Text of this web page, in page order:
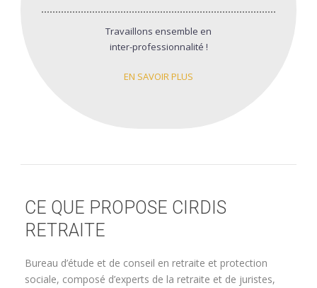
Travaillons ensemble en
inter-professionnalité !
EN SAVOIR PLUS
CE QUE PROPOSE CIRDIS
RETRAITE
Bureau d’étude et de conseil en retraite et protection
sociale, composé d’experts de la retraite et de juristes,